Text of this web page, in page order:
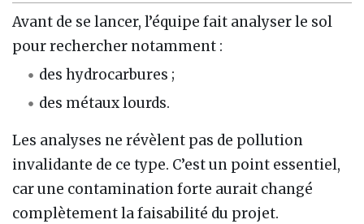
Avant de se lancer, l’équipe fait analyser le sol
pour rechercher notamment :
des hydrocarbures ;
des métaux lourds.
Les analyses ne révèlent pas de pollution
invalidante de ce type. C’est un point essentiel,
car une contamination forte aurait changé
complètement la faisabilité du projet.